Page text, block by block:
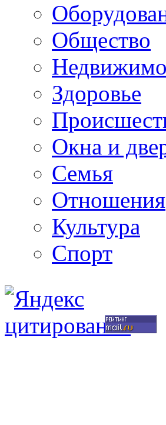
Общество
Здоровье
Окна и
Семья
Отношения
Культура
Спорт